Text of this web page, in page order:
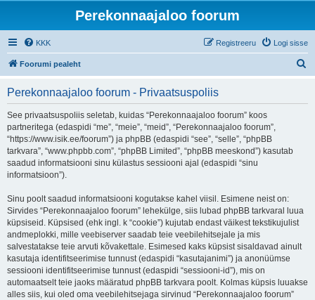
Perekonnaajaloo foorum
KKK Logi sisse
Registreeru
Foorumi pealeht
Perekonnaajaloo foorum - Privaatsuspoliis
See privaatsuspoliis seletab, kuidas “Perekonnaajaloo foorum” koos
partneritega (edaspidi “me”, “meie”, “meid”, “Perekonnaajaloo foorum”,
“https://www.isik.ee/foorum”) ja phpBB (edaspidi “see”, “selle”, “phpBB
tarkvara”, “www.phpbb.com”, “phpBB Limited”, “phpBB meeskond”) kasutab
saadud informatsiooni sinu külastus sessiooni ajal (edaspidi “sinu
informatsioon”).
Sinu poolt saadud informatsiooni kogutakse kahel viisil. Esimene neist on:
Sirvides “Perekonnaajaloo foorum” lehekülge, siis lubad phpBB tarkvaral luua
küpsiseid. Küpsised (ehk ingl. k “cookie”) kujutab endast väikest tekstikujulist
andmeplokki, mille veebiserver saadab teie veebilehitsejale ja mis
salvestatakse teie arvuti kõvakettale. Esimesed kaks küpsist sisaldavad ainult
kasutaja identifitseerimise tunnust (edaspidi “kasutajanimi”) ja anonüümse
sessiooni identifitseerimise tunnust (edaspidi “sessiooni-id”), mis on
automaatselt teie jaoks määratud phpBB tarkvara poolt. Kolmas küpsis luuakse
alles siis, kui oled oma veebilehitsejaga sirvinud “Perekonnaajaloo foorum”